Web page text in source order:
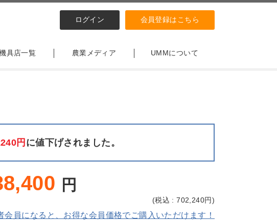
ログイン 会員登録はこちら
具店一覧 農業メディア UMMについて
円 に値下げされました。
円
(税込 : 702,240円)
会員になると、お得な会員価格でご購入いただけます！